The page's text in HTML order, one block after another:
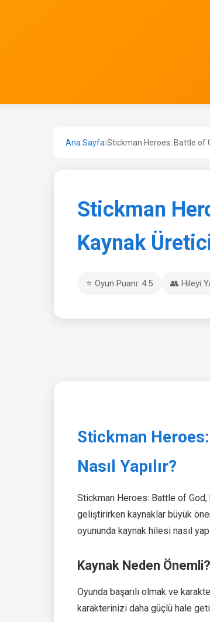
Ana Sayfa›Stickman Heroes: Battle of
Stickman
Kaynak
⭐ Oyun Puanı: 4.5 👥 Hileyi
Stickman
Nasıl Yapılır?
Stickman Heroes: Battle of
geliştirirken kaynaklar büyük
oyununda kaynak hilesi nasıl
Kaynak Neden Önemli?
Oyunda başarılı olmak ve
karakterinizi daha güçlü hale